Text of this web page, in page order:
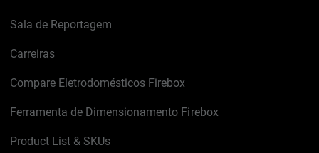
Sala de Reportagem
Carreiras
Compare Eletrodomésticos Firebox
Ferramenta de Dimensionamento Firebox
Product List & SKUs